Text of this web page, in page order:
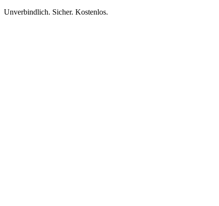
Unverbindlich. Sicher. Kostenlos.